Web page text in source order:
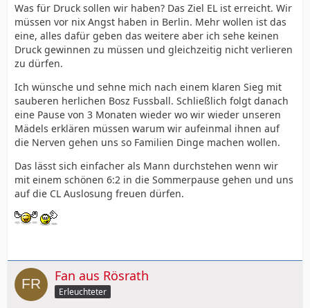
Was für Druck sollen wir haben? Das Ziel EL ist erreicht. Wir
müssen vor nix Angst haben in Berlin. Mehr wollen ist das
eine, alles dafür geben das weitere aber ich sehe keinen
Druck gewinnen zu müssen und gleichzeitig nicht verlieren
zu dürfen.
Ich wünsche und sehne mich nach einem klaren Sieg mit
sauberen herlichen Bosz Fussball. Schließlich folgt danach
eine Pause von 3 Monaten wieder wo wir wieder unseren
Mädels erklären müssen warum wir aufeinmal ihnen auf
die Nerven gehen uns so Familien Dinge machen wollen.
Das lässt sich einfacher als Mann durchstehen wenn wir
mit einem schönen 6:2 in die Sommerpause gehen und uns
auf die CL Auslosung freuen dürfen.
Fan aus Rösrath
Erleuchteter